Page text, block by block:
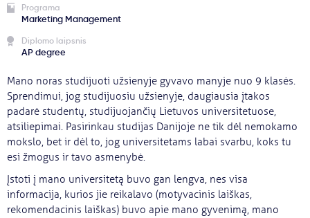
Kaip įstoti?
Paslaugos
Kodėl Kastu?
Naujienos
Programa
Marketing Management
Diplomo laipsnis
AP degree
Mano noras studijuoti užsienyje gyvavo manyje nuo 9 klasės.
Sprendimui, jog studijuosiu užsienyje, daugiausia įtakos
padarė studentų, studijuojančių Lietuvos universitetuose,
atsiliepimai. Pasirinkau studijas Danijoje ne tik dėl nemokamo
mokslo, bet ir dėl to, jog universitetams labai svarbu, koks tu
esi žmogus ir tavo asmenybė.
Įstoti į mano universitetą buvo gan lengva, nes visa
informacija, kurios jie reikalavo (motyvacinis laiškas,
rekomendacinis laiškas) buvo apie mano gyvenimą, mano